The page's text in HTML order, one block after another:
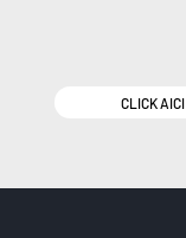
CLICK AICI